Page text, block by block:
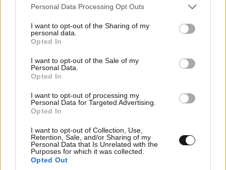
Please note that this website/app uses one or more Google
not limited to your visit or usage behaviour. You may click to
grant or deny consent to Google and its third-party tags to
use your data for below specified purposes in below Google
consent section.
Personal Data Processing Opt Outs
I want to opt-out of the Sharing of my
personal data.
Opted In
I want to opt-out of the Sale of my
Personal Data.
Opted In
I want to opt-out of processing my
Personal Data for Targeted Advertising.
Opted In
I want to opt-out of Collection, Use,
Retention, Sale, and/or Sharing of my
Personal Data that Is Unrelated with the
Purposes for which it was collected.
Opted Out